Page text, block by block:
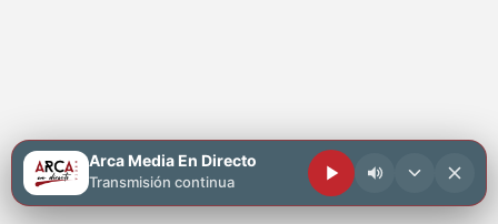
Arca Media En Directo
Transmisión continua